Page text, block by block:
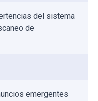
del sistema
de
emergentes